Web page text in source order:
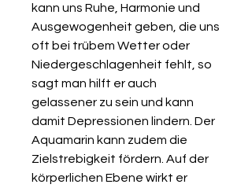
kann uns Ruhe, Harmonie und
Ausgewogenheit geben, die uns
oft bei trübem Wetter oder
Niedergeschlagenheit fehlt, so
sagt man hilft er auch
gelassener zu sein und kann
damit Depressionen lindern. Der
Aquamarin kann zudem die
Zielstrebigkeit fördern. Auf der
körperlichen Ebene wirkt er